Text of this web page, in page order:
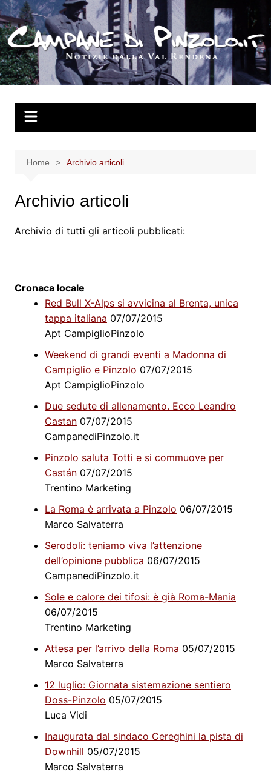
Salta
al
contenuto
Home Archivio articoli
Archivio articoli
Archivio di tutti gli articoli pubblicati:
Cronaca locale
Red Bull X-Alps si avvicina al Brenta, unica
tappa italiana 07/07/2015
Apt CampiglioPinzolo
Weekend di grandi eventi a Madonna di
Campiglio e Pinzolo 07/07/2015
Apt CampiglioPinzolo
Due sedute di allenamento. Ecco Leandro
Castan07/07/2015
CampanediPinzolo.it
Pinzolo saluta Totti e si commuove per
Castán07/07/2015
Trentino Marketing
La Roma è arrivata a Pinzolo 06/07/2015
Marco Salvaterra
Serodoli: teniamo viva l’attenzione
dell’opinione pubblica 06/07/2015
CampanediPinzolo.it
Sole e calore dei tifosi: è già Roma-Mania
06/07/2015
Trentino Marketing
Attesa per l’arrivo della Roma 05/07/2015
Marco Salvaterra
12 luglio: Giornata sistemazione sentiero
Doss-Pinzolo 05/07/2015
Luca Vidi
Inaugurata dal sindaco Cereghini la pista di
Downhill 05/07/2015
Marco Salvaterra